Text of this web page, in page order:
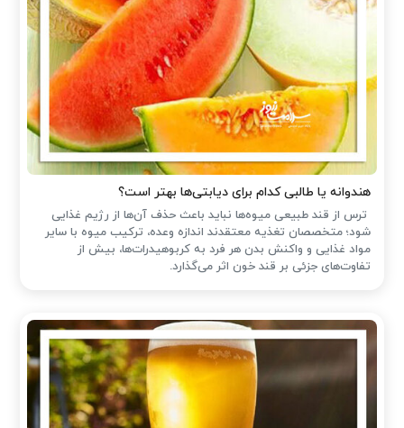
هندوانه یا طالبی کدام برای دیابتی‌ها بهتر است؟
ترس از قند طبیعی میوه‌ها نباید باعث حذف آن‌ها از رژیم غذایی
شود؛ متخصصان تغذیه معتقدند اندازه وعده، ترکیب میوه با سایر
مواد غذایی و واکنش بدن هر فرد به کربوهیدرات‌ها، بیش از
تفاوت‌های جزئی بر قند خون اثر می‌گذارد.